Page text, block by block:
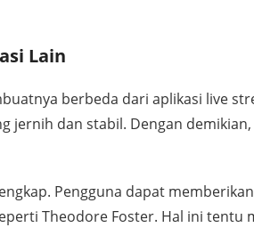
Lain
berbeda dari aplikasi live
jernih dan stabil. Dengan
Pengguna dapat
Theodore Foster. Hal ini tentu